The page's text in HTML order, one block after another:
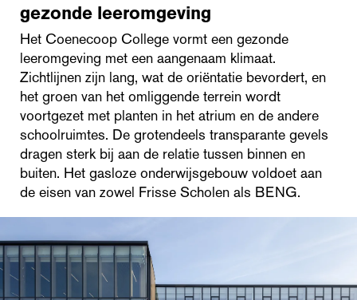
gezonde leeromgeving
Het Coenecoop College vormt een gezonde
leeromgeving met een aangenaam klimaat.
Zichtlijnen zijn lang, wat de oriëntatie bevordert, en
het groen van het omliggende terrein wordt
voortgezet met planten in het atrium en de andere
schoolruimtes. De grotendeels transparante gevels
dragen sterk bij aan de relatie tussen binnen en
buiten. Het gasloze onderwijsgebouw voldoet aan
de eisen van zowel Frisse Scholen als BENG.